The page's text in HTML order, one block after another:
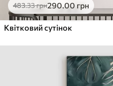
483.33грн290.00 грн
Квітковий сутінок